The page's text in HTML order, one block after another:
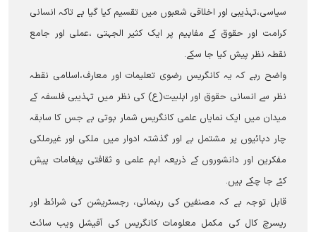
سیاسی،تہذیبی اور اخلاقی شعبوں میں تقسیم کیا گیا ہے تاکہ انسانی
کرامت اور حقوق کے مفاہیم پر ایک کثیر الجہتی ،عملی اور جامع
نقطہ نظر پیش کیا جا سکے۔
واضح رہے کہ یہ کانگریس رضوی تعلیمات اور معارف،اسلامی نقطہ
نظر سے انسانی حقوق اور اہلبیت(ع) کی نظر میں تہذیبی فلسفہ کے
میدان میں ایک نمایاں علمی کانگریس شمار ہوتی ہے جس کا سابقہ
چار دہائیوں پر مشتمل ہے اور گذشتہ ادوار میں ملکی اور غیرملکی
مفکرین اور دانشوروں کے ذریعہ اہم علمی و ثقافتی پیغامات پیش
کئے جا چکے ہیں۔
قابل توجہ ہے کہ مصنفین کی رہنمائی، رجسٹریشن کی شرائط اور
ریسرچ کال کی مکمل معلومات کانگریس کی آفیشل ویب سائٹ